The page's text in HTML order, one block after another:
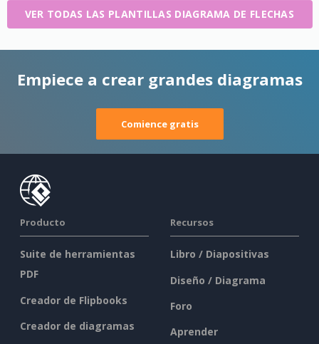
VER TODAS LAS PLANTILLAS DIAGRAMA DE FLECHAS
Empiece a crear grandes diagramas
Comience gratis
Producto
Suite de herramientas
PDF
Creador de Flipbooks
Creador de diagramas
Recursos
Libro / Diapositivas
Diseño / Diagrama
Foro
Aprender